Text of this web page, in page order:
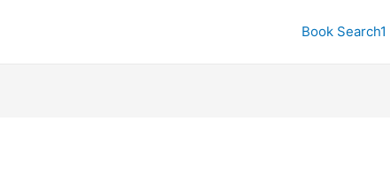
Book Search1